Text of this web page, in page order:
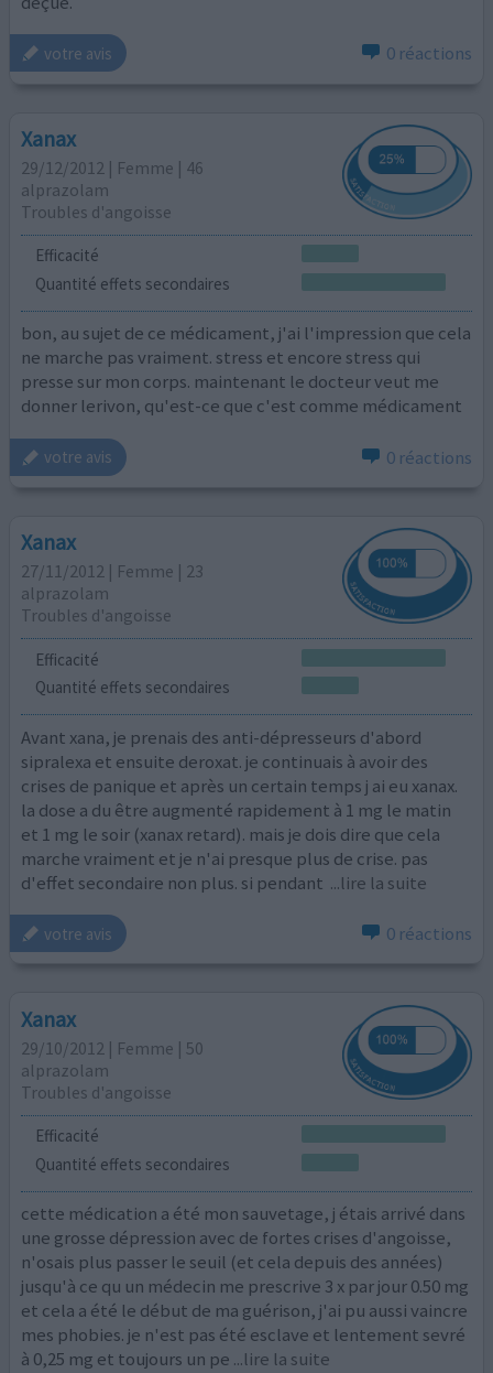
votre avis 0 réactions
Xanax
29/12/2012 | Femme | 46
alprazolam
Troubles d'angoisse
Efficacité
Quantité effets secondaires
bon, au sujet de ce médicament, j'ai l'impression que cela
ne marche pas vraiment. stress et encore stress qui
presse sur mon corps. maintenant le docteur veut me
donner lerivon, qu'est-ce que c'est comme médicament
votre avis 0 réactions
Xanax
27/11/2012 | Femme | 23
alprazolam
Troubles d'angoisse
Efficacité
Quantité effets secondaires
Avant xana, je prenais des anti-dépresseurs d'abord
sipralexa et ensuite deroxat. je continuais à avoir des
crises de panique et après un certain temps j ai eu xanax.
la dose a du être augmenté rapidement à 1 mg le matin
et 1 mg le soir (xanax retard). mais je dois dire que cela
marche vraiment et je n'ai presque plus de crise. pas
d'effet secondaire non plus. si pendant ...lire la suite
votre avis 0 réactions
Xanax
29/10/2012 | Femme | 50
alprazolam
Troubles d'angoisse
Efficacité
Quantité effets secondaires
cette médication a été mon sauvetage, j étais arrivé dans
une grosse dépression avec de fortes crises d'angoisse,
n'osais plus passer le seuil (et cela depuis des années)
jusqu'à ce qu un médecin me prescrive 3 x par jour 0.50 mg
et cela a été le début de ma guérison, j'ai pu aussi vaincre
mes phobies. je n'est pas été esclave et lentement sevré
à 0,25 mg et toujours un pe ...lire la suite